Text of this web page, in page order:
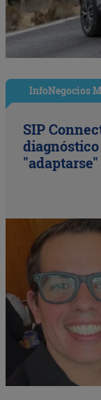
InfoNegocios
SIP
diagnóstico